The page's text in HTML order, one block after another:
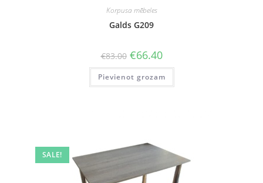
Korpusa mēbeles
Galds G209
€83.00 Original
price
was:
€83.00.
€66.40Current
price
is:
€66.40.
Pievienot grozam
SALE!